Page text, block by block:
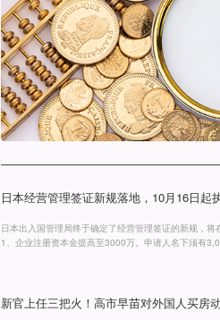
日本经营管理签证新规落地，10月16日起
日本出入国管理局终于确定了经营管理签证的新规，
1、企业注册资本金提高至3000万。申请人名下须有
新官上任三把火！高市早苗对外国人买房